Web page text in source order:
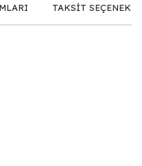
TAKSİT